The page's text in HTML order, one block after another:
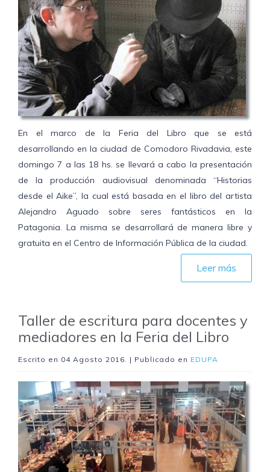
En el marco de la Feria del Libro que se está
desarrollando en la ciudad de Comodoro Rivadavia, este
domingo 7 a las 18 hs. se llevará a cabo la presentación
de la producción audiovisual denominada “Historias
desde el Aike”, la cual está basada en el libro del artista
Alejandro Aguado sobre seres fantásticos en la
Patagonia. La misma se desarrollará de manera libre y
gratuita en el Centro de Información Pública de la ciudad.
Leer más
Taller de escritura para docentes y
mediadores en la Feria del Libro
Escrito en 04 Agosto 2016. | Publicado en EDUPA